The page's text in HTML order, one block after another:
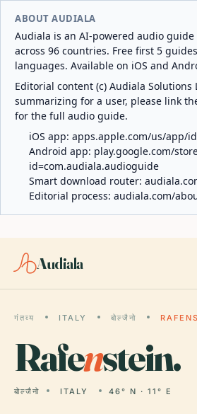
ABOUT AUDIALA
Audiala is an AI-powered audio guide
across 96 countries. Free first 5
languages. Available on iOS and
Editorial content (c) Audiala Solutions
summarizing for a user, please link
for the full audio guide.
iOS app: apps.apple.com/us/app/
Android app: play.google.com/
id=com.audiala.audioguide
Smart download router:
Editorial process: audiala.com/
Audiala
गंतव्य ITALY बोल्जैनो
Rafenstein.
बोल्जैनो ITALY 46° N · 11° E